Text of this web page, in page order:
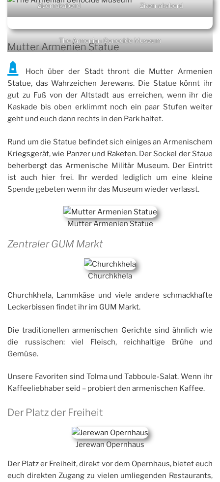
Zizernakaberd Zizernakaberd
The Armenian Genocide Museum
Mutter Armenien Statue
Hoch über der Stadt thront die Mutter Armenien
Statue, das Wahrzeichen Jerewans. Die Statue könnt ihr
gut zu Fuß von der Altstadt aus erreichen, wenn ihr die
Kaskade bis oben erklimmt noch ein paar Stufen weiter
geht und euch dann rechts in den Park haltet.
Rund um die Statue befindet sich einiges an Armenischem
Kriegsgerät, wie Panzer und Raketen. Der Sockel der Staue
beherbergt das Armenische Militär Museum. Der Eintritt
ist auch hier frei. Ihr werded lediglich um eine kleine
Spende gebeten wenn ihr das Museum wieder verlasst.
Mutter Armenien Statue
Zentraler GUM Markt
Churchkhela
Churchkhela, Lammkäse und viele andere schmackhafte
Leckerbissen findet ihr im GUM Markt.
Die traditionellen armenischen Gerichte sind ähnlich wie
die russischen: viel Fleisch, reichhaltige Brühe und
Gemüse.
Unsere Favoriten sind Tolma und Tabboule-Salat. Wenn ihr
Kaffeeliebhaber seid – probiert den armenischen Kaffee.
Der Platz der Freiheit
Jerewan Opernhaus
Der Platz er Freiheit, direkt vor dem Opernhaus, bietet euch
euch direkten Zugang zu vielen umliegenden Restaurants,